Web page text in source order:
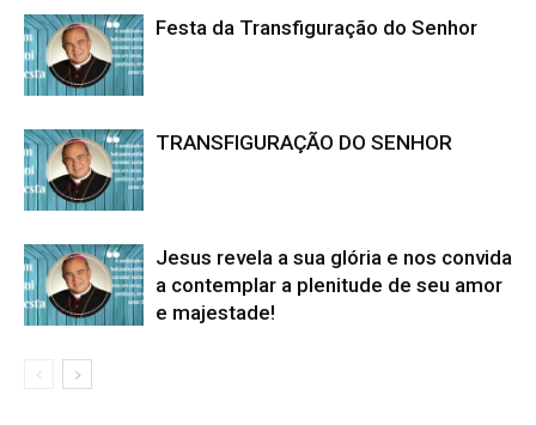
Festa da Transfiguração do Senhor
TRANSFIGURAÇÃO DO SENHOR
Jesus revela a sua glória e nos convida
a contemplar a plenitude de seu amor
e majestade!